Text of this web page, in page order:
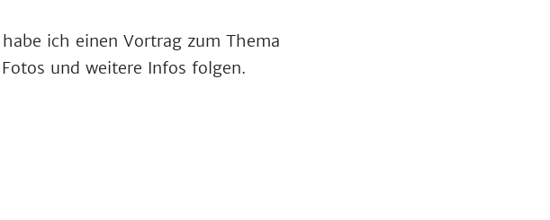
ich einen Vortrag zum Thema
und weitere Infos folgen.